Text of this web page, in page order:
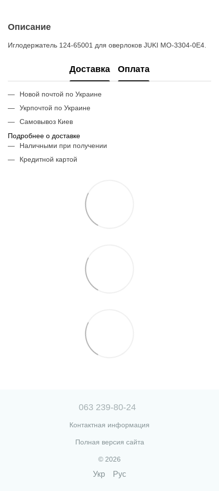
Описание
Иглодержатель 124-65001 для оверлоков JUKI MO-3304-0E4.
Доставка Оплата
Новой почтой по Украине
Укрпочтой по Украине
Самовывоз Киев
Подробнее о доставке
Наличными при получении
Кредитной картой
063 239-80-24
Контактная информация
Полная версия сайта
© 2026
Укр Рус